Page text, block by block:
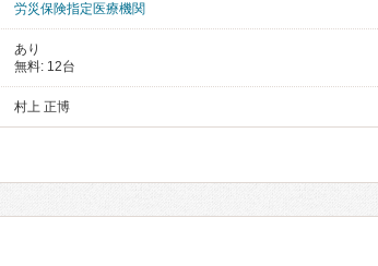
労災保険指定医療機関
あり
無料: 12台
村上 正博